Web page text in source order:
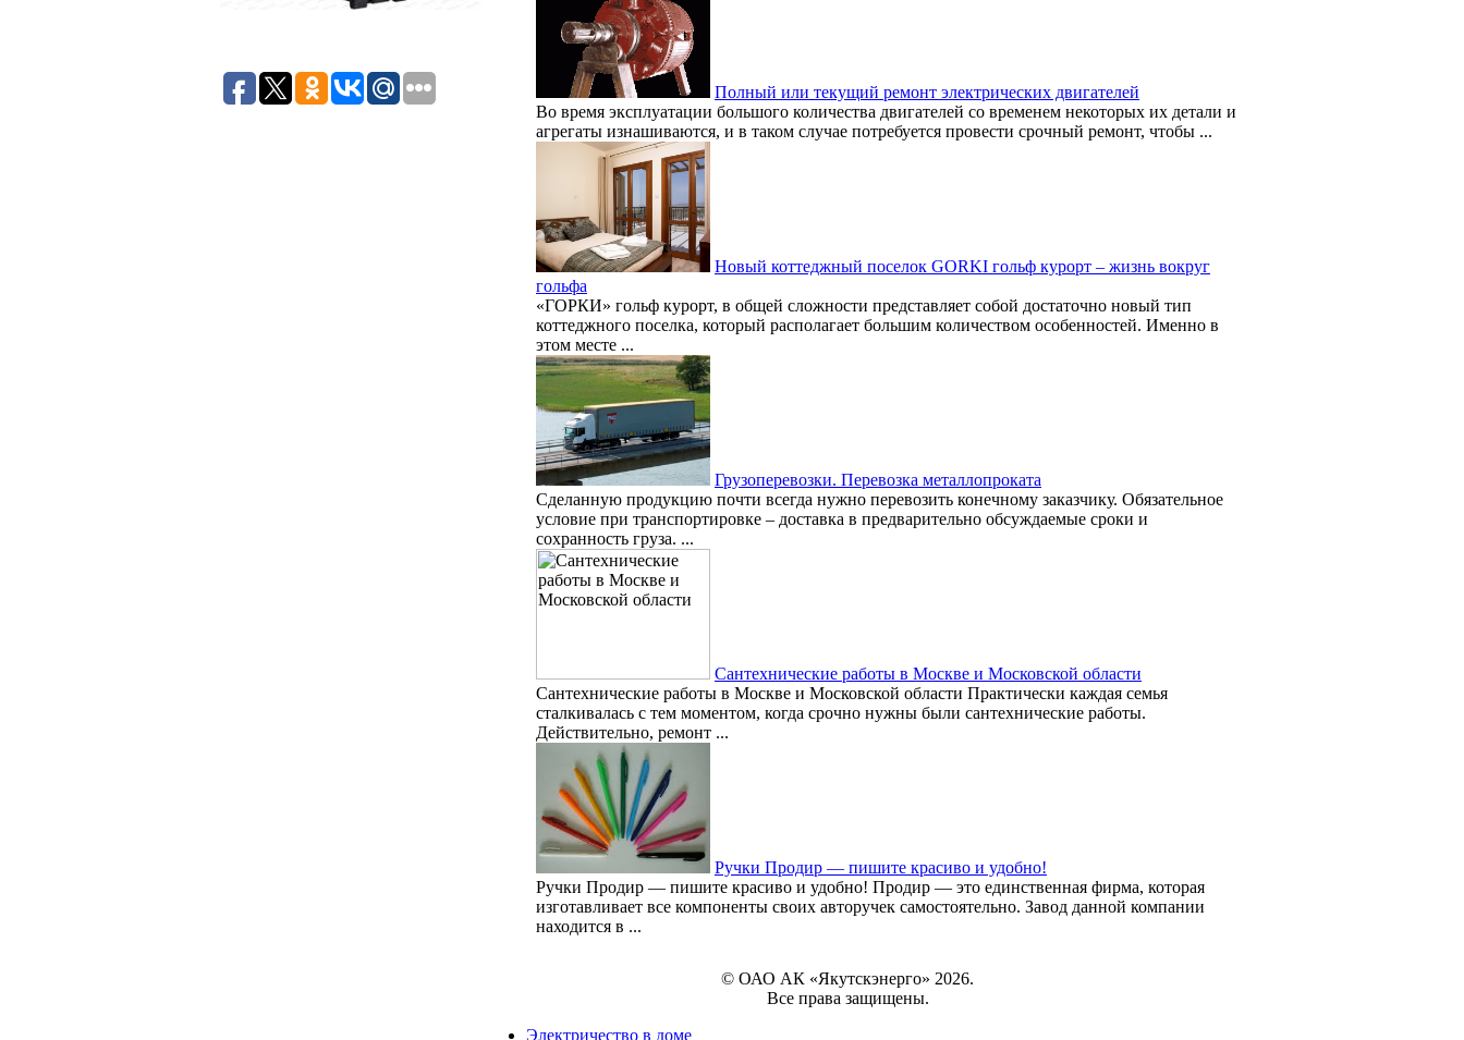
Полный или текущий ремонт электрических двигателей
Во время эксплуатации большого количества двигателей со временем некоторых их детали и
агрегаты изнашиваются, и в таком случае потребуется провести срочный ремонт, чтобы ...
Новый коттеджный поселок GORKI гольф курорт – жизнь вокруг
гольфа
«ГОРКИ» гольф курорт, в общей сложности представляет собой достаточно новый тип
коттеджного поселка, который располагает большим количеством особенностей. Именно в
этом месте ...
Грузоперевозки. Перевозка металлопроката
Сделанную продукцию почти всегда нужно перевозить конечному заказчику. Обязательное
условие при транспортировке – доставка в предварительно обсуждаемые сроки и
сохранность груза. ...
Сантехнические работы в Москве и Московской области
Сантехнические работы в Москве и Московской области Практически каждая семья
сталкивалась с тем моментом, когда срочно нужны были сантехнические работы.
Действительно, ремонт ...
Ручки Продир — пишите красиво и удобно!
Ручки Продир — пишите красиво и удобно! Продир — это единственная фирма, которая
изготавливает все компоненты своих авторучек самостоятельно. Завод данной компании
находится в ...
© ОАО АК «Якутскэнерго» 2026.
Все права защищены.
Электричество в доме